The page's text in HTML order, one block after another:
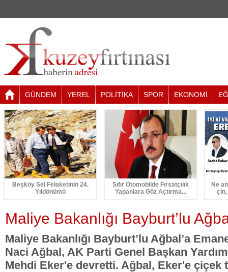
GÜNDEM YEREL POLİTİKA SPOR EKONOMİ
Beşköy Sel Felaketinin 24.
Yıldönümü
Sıfır Otomobilde Fırsatçılık
Yapanlara Göz Açtırma...
Ne
Maliye Bakanlığı Bayburt’lu
Maliye Bakanlığı Bayburt’lu Ağbal’a
Naci Ağbal, AK Parti Genel Başkan
Mehdi Eker'e devretti. Ağbal, Eker'e çiçek